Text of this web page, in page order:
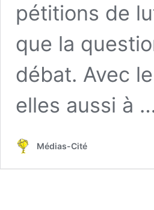
pétitions de
que la
débat. Avec
elles aussi à
Médias-Cité